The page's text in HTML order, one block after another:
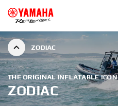
ZODIAC
THE ORIGINAL INFLATABLE ICON
ZODIAC